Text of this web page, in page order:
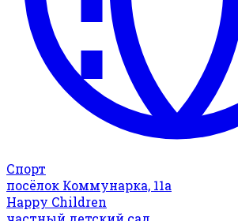
Спорт
посёлок Коммунарка, 11а
Happy Children